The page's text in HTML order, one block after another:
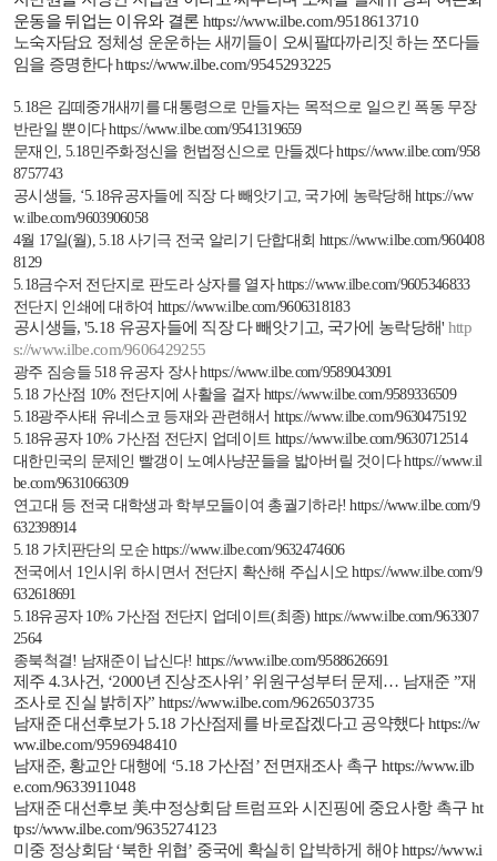
운동을 뒤업는 이유와 결론 https://www.ilbe.com/9518613710
노숙자담요 정체성 운운하는 새끼들이 오씨팔따까리짓 하는 쪼다들
임을 증명한다 https://www.ilbe.com/9545293225
5.18은 김떼중개새끼를 대통령으로 만들자는 목적으로 일으킨 폭동 무장
반란일 뿐이다 https://www.ilbe.com/9541319659
문재인, 5.18민주화정신을 헌법정신으로 만들겠다 https://www.ilbe.com/958
8757743
공시생들, ‘5.18유공자들에 직장 다 빼앗기고, 국가에 농락당해 https://ww
w.ilbe.com/9603906058
4월 17일(월), 5.18 사기극 전국 알리기 단합대회 https://www.ilbe.com/960408
8129
5.18금수저 전단지로 판도라 상자를 열자 https://www.ilbe.com/9605346833
전단지 인쇄에 대하여 https://www.ilbe.com/9606318183
공시생들, '5.18 유공자들에 직장 다 빼앗기고, 국가에 농락당해' http
s://www.ilbe.com/9606429255
광주 짐승들518 유공자 장사 https://www.ilbe.com/9589043091
5.18 가산점 10% 전단지에 사활을 걸자 https://www.ilbe.com/9589336509
5.18광주사태 유네스코 등재와 관련해서 https://www.ilbe.com/9630475192
5.18유공자10% 가산점 전단지 업데이트 https://www.ilbe.com/9630712514
대한민국의 문제인 빨갱이 노예사냥꾼들을 밟아버릴 것이다 https://www.il
be.com/9631066309
연고대 등 전국 대학생과 학부모들이여 총궐기하라! https://www.ilbe.com/9
632398914
5.18 가치판단의 모순 https://www.ilbe.com/9632474606
전국에서 1인시위 하시면서 전단지 확산해 주십시오 https://www.ilbe.com/9
632618691
5.18유공자10% 가산점 전단지 업데이트(최종) https://www.ilbe.com/963307
2564
종북척결! 남재준이 납신다! https://www.ilbe.com/9588626691
제주 4.3사건, ‘2000년 진상조사위 ’ 위원구성부터 문제 … 남재준 ”재
조사로 진실 밝히자” https://www.ilbe.com/9626503735
남재준 대선후보가5.18 가산점제를 바로잡겠다고 공약했다https://w
ww.ilbe.com/9596948410
남재준, 황교안 대행에 ‘5.18 가산점’ 전면재조사 촉구 https://www.ilb
e.com/9633911048
남재준 대선후보 美.中정상회담 트럼프와 시진핑에 중요사항 촉구 ht
tps://www.ilbe.com/9635274123
미중 정상회담 ‘북한 위협’ 중국에 확실히 압박하게 해야 https://www.i